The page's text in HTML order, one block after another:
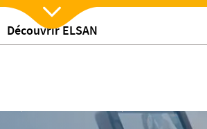
Découvrir ELSAN
Nx:Afficher menu
renforce son activité par la VDN